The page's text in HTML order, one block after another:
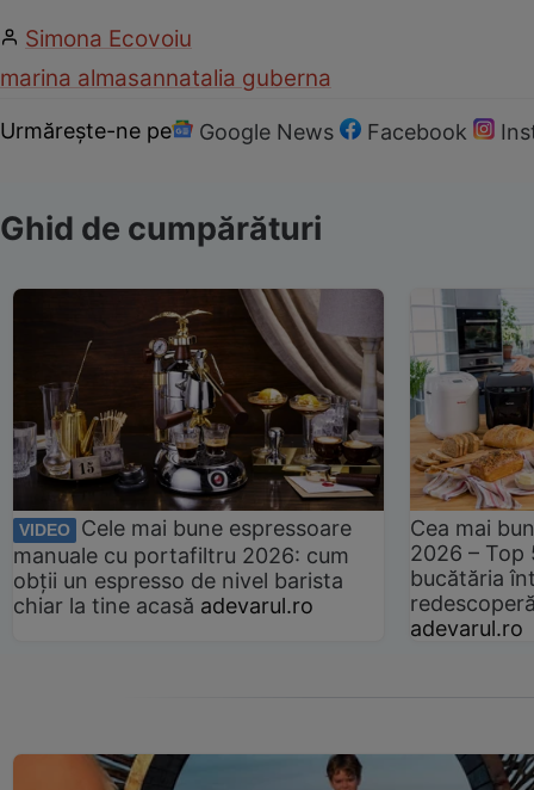
Simona Ecovoiu
marina almasannatalia guberna
Urmărește-ne pe Google News Facebook
Ghid de cumpărături
VIDEO
Cele mai bune espressoare
manuale cu portafiltru 2026: cum
obții un espresso de nivel barista
chiar la tine acasă adevarul.ro
Cea mai
2026 –
bucătăria
adevarul.ro